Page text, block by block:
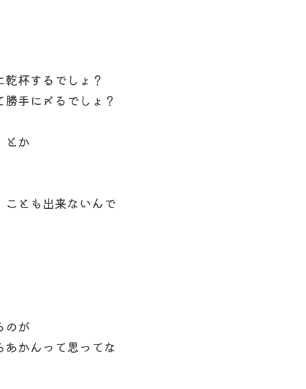
杯するでしょ？
手に〆るでしょ？
とか
とも出来ないんで
のが
かんって思ってな